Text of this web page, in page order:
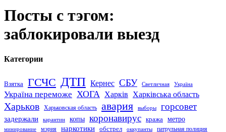
Посты с тэгом:
заблокировали выезд
Категории
Взятка ГСЧС ДТП Кернес СБУ Светличная Україна
Україна переможе ХОГА Харків Харківська область
Харьков Харьковская область авария выборы горсовет
задержали карантин копы коронавирус кража метро
минирование мэрия наркотики обстрел оккупанты патрульная полиция